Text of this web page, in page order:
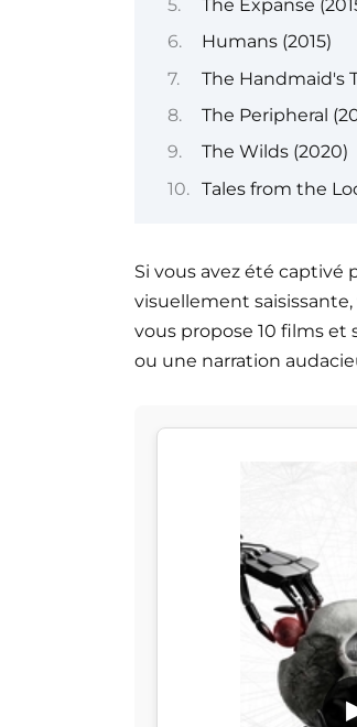
The Expanse
Humans (2015)
The Handmaid's
The Peripheral
The Wilds (2020)
Tales from the
Si vous avez été captivé
visuellement
vous propose 10 films
ou une narration